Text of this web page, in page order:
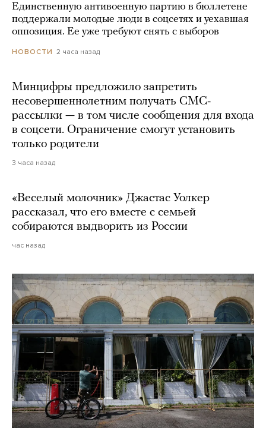
Единственную антивоенную партию в бюллетене
поддержали молодые люди в соцсетях и уехавшая
оппозиция. Ее уже требуют снять с выборов
НОВОСТИ 2 часа назад
Минцифры предложило запретить
несовершеннолетним получать СМС-
рассылки — в том числе сообщения для входа
в соцсети. Ограничение смогут установить
только родители
3 часа назад
«Веселый молочник» Джастас Уолкер
рассказал, что его вместе с семьей
собираются выдворить из России
час назад